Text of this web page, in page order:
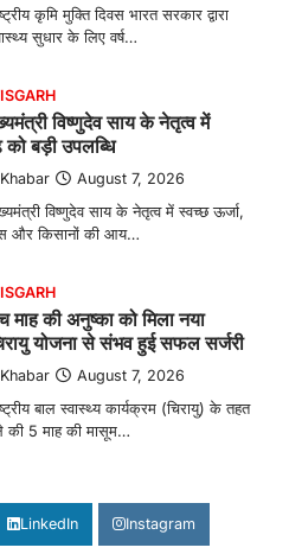
कृमि मुक्ति दिवस भारत सरकार द्वारा
सुधार के लिए वर्ष…
विष्णुदेव साय के नेतृत्व में
को बड़ी उपलब्धि
August 7, 2026
विष्णुदेव साय के नेतृत्व में स्वच्छ ऊर्जा,
और किसानों की आय…
माह की अनुष्का को मिला नया
योजना से संभव हुई सफल सर्जरी
August 7, 2026
बाल स्वास्थ्य कार्यक्रम (चिरायु) के तहत
की 5 माह की मासूम…
की दीदियों का कमाल, बकरी
आय और मजबूत हुआ आत्मविश्वास
LinkedIn Instagram